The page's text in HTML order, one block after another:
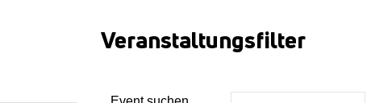
Veranstaltungsfilter